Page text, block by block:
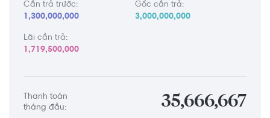
Cần trả trước:
1,300,000,000
Gốc cần trả:
3,000,000,000
Lãi cần trả:
1,719,500,000
Thanh toán
tháng đầu:
35,666,667